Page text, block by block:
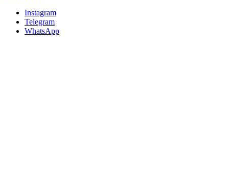
Instagram
Telegram
WhatsApp